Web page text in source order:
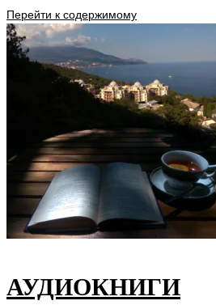
Перейти к содержимому
АУДИОКНИГИ